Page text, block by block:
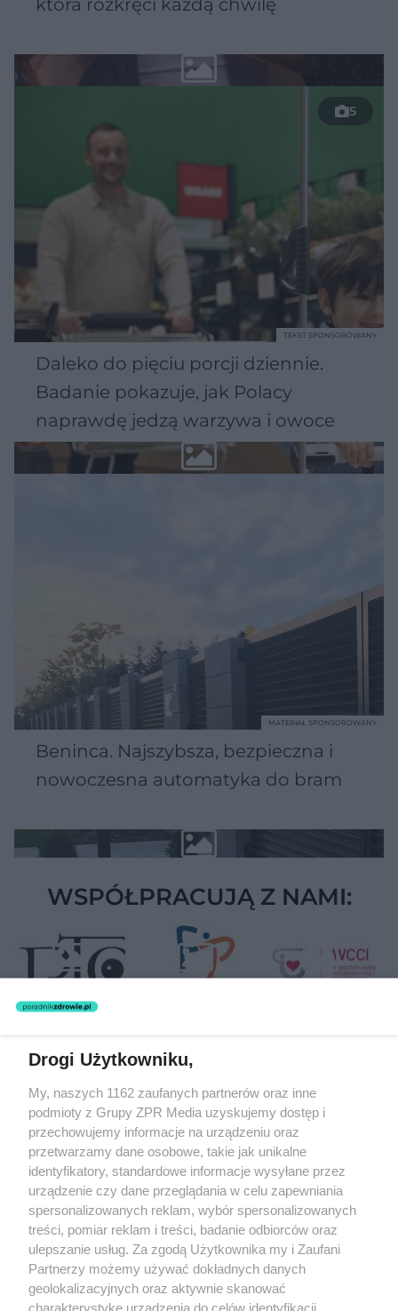
5
Daleko do pięciu porcji dziennie.
Badanie pokazuje, jak Polacy
naprawdę jedzą warzywa i owoce
TEKST SPONSOROWANY
Beninca. Najszybsza, bezpieczna i
nowoczesna automatyka do bram
MATERIAŁ SPONSOROWANY
WSPÓŁPRACUJĄ Z NAMI:
Żaden utwór zamieszczony w serwisie nie może być powielany i
rozpowszechniany lub dalej rozpowszechniany w jakikolwiek sposób
(w tym także elektroniczny lub mechaniczny) na jakimkolwiek polu
eksploatacji w jakiejkolwiek formie, włącznie z umieszczaniem w
Internecie bez pisemnej zgody właściciela praw. Jakiekolwiek użycie
lub wykorzystanie utworów w całości lub w części z naruszeniem
prawa, tzn. bez właściwej zgody, jest zabronione pod groźbą kary i
może być ścigane prawnie.
Drogi Użytkowniku,
My, naszych 1162 zaufanych partnerów oraz inne
podmioty z Grupy ZPR Media uzyskujemy dostęp i
przechowujemy informacje na urządzeniu oraz
przetwarzamy dane osobowe, takie jak unikalne
identyfikatory, standardowe informacje wysyłane przez
urządzenie czy dane przeglądania w celu zapewniania
spersonalizowanych reklam, wybór spersonalizowanych
treści, pomiar reklam i treści, badanie odbiorców oraz
ulepszanie usług. Za zgodą Użytkownika my i Zaufani
Partnerzy możemy używać dokładnych danych
geolokalizacyjnych oraz aktywnie skanować
charakterystykę urządzenia do celów identyfikacji.